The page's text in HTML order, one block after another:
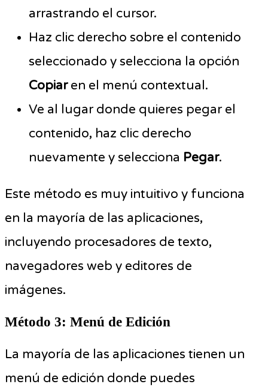
arrastrando el cursor.
Haz clic derecho sobre el contenido
seleccionado y selecciona la opción
Copiaren el menú contextual.
Ve al lugar donde quieres pegar el
contenido, haz clic derecho
nuevamente y selecciona Pegar.
Este método es muy intuitivo y funciona
en la mayoría de las aplicaciones,
incluyendo procesadores de texto,
navegadores web y editores de
imágenes.
Método 3: Menú de Edición
La mayoría de las aplicaciones tienen un
menú de edición donde puedes